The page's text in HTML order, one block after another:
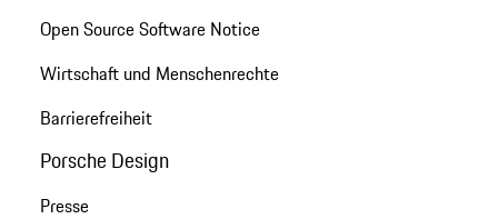
Open Source Software Notice
Wirtschaft und Menschenrechte
Barrierefreiheit
Porsche Design
Presse